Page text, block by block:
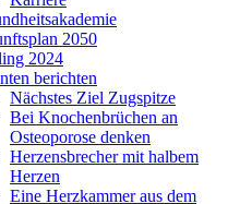
2050
2024
berichten
Nächstes Ziel Zugspitze
Bei Knochenbrüchen an
Osteoporose denken
Herzensbrecher mit halbem
Herzen
Eine Herzkammer aus dem